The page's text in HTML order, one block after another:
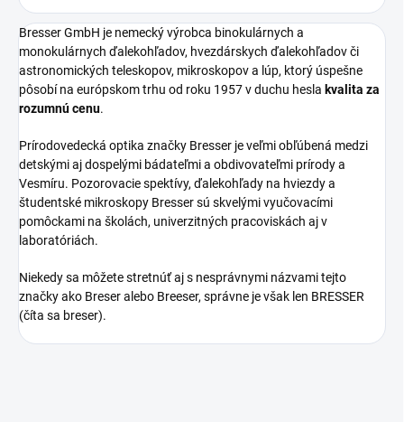
Bresser GmbH je nemecký výrobca binokulárnych a
monokulárnych ďalekohľadov, hvezdárskych ďalekohľadov či
astronomických teleskopov, mikroskopov a lúp, ktorý úspešne
pôsobí na európskom trhu od roku 1957 v duchu hesla kvalita za
rozumnú cenu.
Prírodovedecká optika značky Bresser je veľmi obľúbená medzi
detskými aj dospelými bádateľmi a obdivovateľmi prírody a
Vesmíru. Pozorovacie spektívy, ďalekohľady na hviezdy a
študentské mikroskopy Bresser sú skvelými vyučovacími
pomôckami na školách, univerzitných pracoviskách aj v
laboratóriách.
Niekedy sa môžete stretnúť aj s nesprávnymi názvami tejto
značky ako Breser alebo Breeser, správne je však len BRESSER
(číta sa breser).